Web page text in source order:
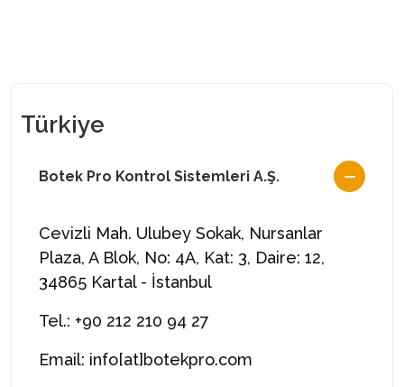
Türkiye
Botek Pro Kontrol Sistemleri A.Ş.
Cevizli Mah. Ulubey Sokak, Nursanlar
Plaza, A Blok, No: 4A, Kat: 3, Daire: 12,
34865 Kartal - İstanbul
Tel.: +90 212 210 94 27
Email: info[at]botekpro.com